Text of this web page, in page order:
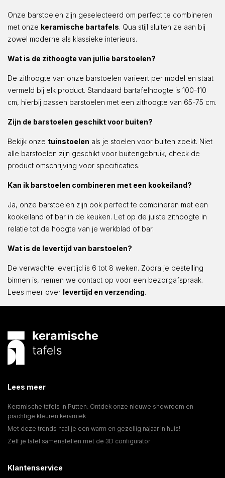
Onze barstoelen zijn geselecteerd om perfect te combineren
met onze keramische bartafels. Qua stijl sluiten ze aan bij
zowel moderne als klassieke interieurs.
Wat is de zithoogte van jullie barstoelen?
De zithoogte van onze barstoelen varieert per model en staat
vermeld bij elk product. Standaard bartafelhoogte is 100-110
cm, hierbij passen barstoelen met een zithoogte van 65-75 cm.
Zijn de barstoelen geschikt voor buiten?
Bekijk onze tuinstoelen als je stoelen voor buiten zoekt. Niet
alle barstoelen zijn geschikt voor buitengebruik, check de
product omschrijving voor specificaties.
Kan ik barstoelen combineren met een kookeiland?
Ja, onze barstoelen zijn ook perfect te combineren met een
kookeiland of bar in de keuken. Let op de juiste zithoogte in
relatie tot de hoogte van je werkblad of bar.
Wat is de levertijd van barstoelen?
De verwachte levertijd is 6 tot 8 weken. Zodra je bestelling
binnen is, nemen we contact op voor een bezorgafspraak.
Lees meer over levertijd en verzending.
Lees meer
Keramische tafels in Putten: Ontdek onze nieuwe showroom en
prachtige kleuren keramiek
Met deze trends haal je een warm en gezellig najaar in huis!
Zelf je tafel samenstellen met de 3D configurator
Klantenservice